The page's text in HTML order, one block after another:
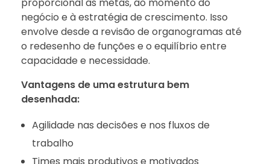
proporcional às metas, ao momento do
negócio e à estratégia de crescimento. Isso
envolve desde a revisão de organogramas até
o redesenho de funções e o equilíbrio entre
capacidade e necessidade.
Vantagens de uma estrutura bem
desenhada:
Agilidade nas decisões e nos fluxos de
trabalho